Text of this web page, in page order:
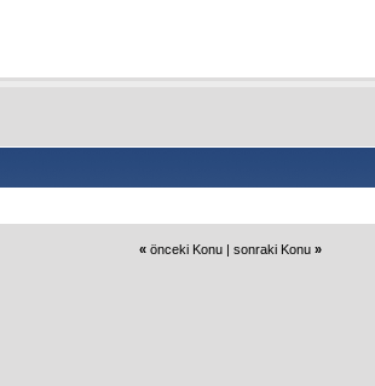
« önceki Konu| sonraki Konu »